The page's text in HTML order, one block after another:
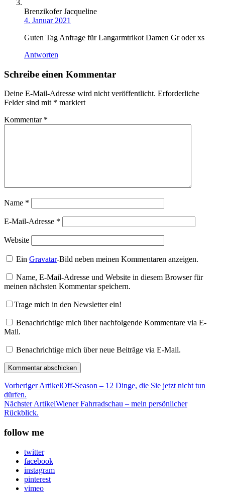
Brenzikofer Jacqueline
4. Januar 2021
Guten Tag Anfrage für Langarmtrikot Damen Gr oder xs
Antworten
Schreibe einen Kommentar
Deine E-Mail-Adresse wird nicht veröffentlicht. Erforderliche
Felder sind mit * markiert
Kommentar *
Name *
E-Mail-Adresse *
Website
EinGravatar-Bild neben meinen Kommentaren anzeigen.
Name, E-Mail-Adresse und Website in diesem Browser für
meinen nächsten Kommentar speichern.
Trage mich in den Newsletter ein!
Benachrichtige mich über nachfolgende Kommentare via E-
Mail.
Benachrichtige mich über neue Beiträge via E-Mail.
Vorheriger ArtikelOff-Season – 12 Dinge, die Sie jetzt nicht tun
dürfen.
Nächster ArtikelWiener Fahrradschau – mein persönlicher
Rückblick.
follow me
twitter
facebook
instagram
pinterest
vimeo